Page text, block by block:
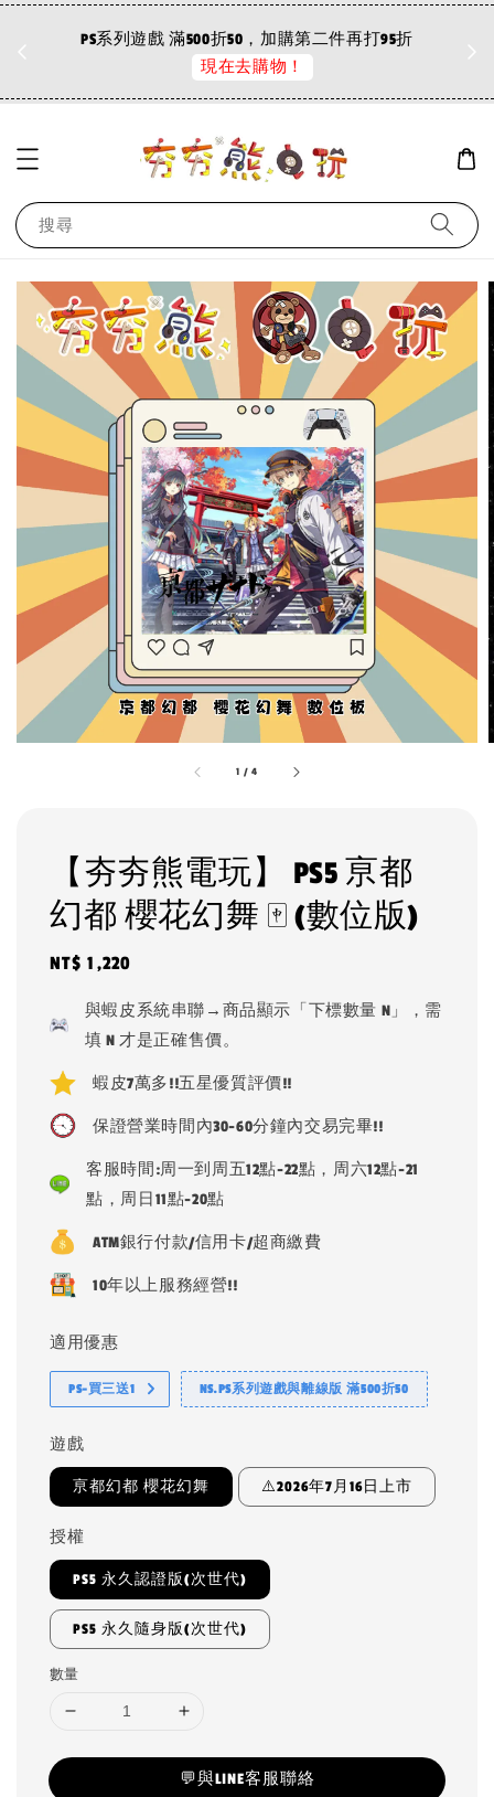
PS系列遊戲 滿500折50，加購第二件再打95折
現在去購物！
搜尋
1 /4
【夯夯熊電玩】 PS5 亰都
幻都 櫻花幻舞 🀄 (數位版)
Regular
NT$ 1,220
與蝦皮系統串聯→商品顯示「下標數量 N」，需
填 N 才是正確售價。
蝦皮7萬多!!五星優質評價!!
保證營業時間內30-60分鐘內交易完畢!!
客服時間:周一到周五12點-22點，周六12點-21
點，周日11點-20點
ATM銀行付款/信用卡/超商繳費
10年以上服務經營!!
適用優惠
PS-買三送1 NS.PS系列遊戲與離線版 滿500折50
遊戲
亰都幻都 櫻花幻舞 ⚠️2026年7月16日上市
授權
PS5 永久認證版(次世代)
PS5 永久隨身版(次世代)
數量
💬與LINE客服聯絡